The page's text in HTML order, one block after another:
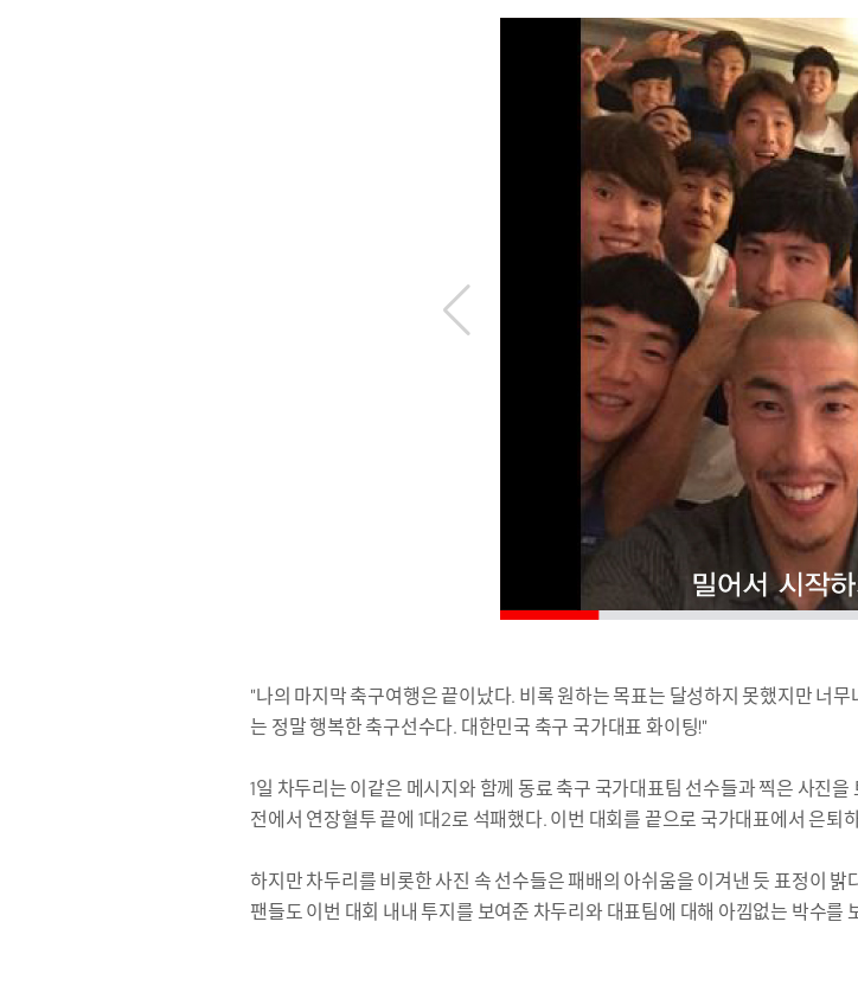
"나의 마지막 축구여행은 끝이났다. 비록 원하는 목표는 달성하지 못했지만 너
는 정말 행복한 축구선수다. 대한민국 축구 국가대표 화이팅!"
1일 차두리는 이같은 메시지와 함께 동료 축구 국가대표팀 선수들과 찍은 사진
전에서 연장혈투 끝에 1대2로 석패했다. 이번 대회를 끝으로 국가대표에서 은퇴
하지만 차두리를 비롯한 사진 속 선수들은 패배의 아쉬움을 이겨낸 듯 표정이
팬들도 이번 대회 내내 투지를 보여준 차두리와 대표팀에 대해 아낌없는 박수를